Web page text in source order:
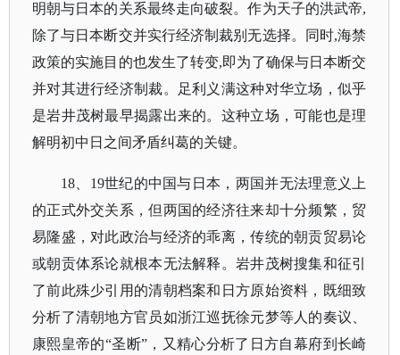
明朝与日本的关系最终走向破裂。作为天子的洪武帝,
除了与日本断交并实行经济制裁别无选择。同时,海禁
政策的实施目的也发生了转变,即为了确保与日本断交
并对其进行经济制裁。足利义满这种对华立场，似乎
是岩井茂树最早揭露出来的。这种立场，可能也是理
解明初中日之间矛盾纠葛的关键。
18、19世纪的中国与日本，两国并无法理意义上
的正式外交关系，但两国的经济往来却十分频繁，贸
易隆盛，对此政治与经济的乖离，传统的朝贡贸易论
或朝贡体系论就根本无法解释。岩井茂树搜集和征引
了前此殊少引用的清朝档案和日方原始资料，既细致
分析了清朝地方官员如浙江巡抚徐元梦等人的奏议、
康熙皇帝的“圣断”，又精心分析了日方自幕府到长崎